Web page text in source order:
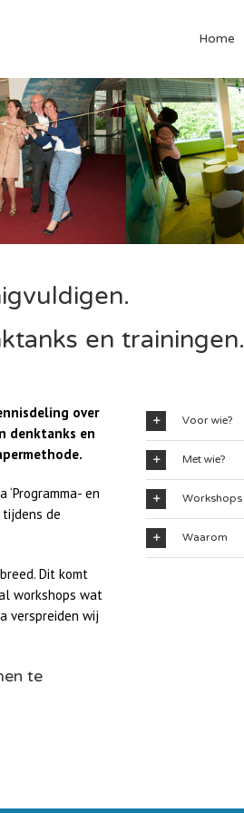
Home
en trainingen.
over
denktanks en
en
de
Dit komt
workshops wat
verspreiden wij
te
Voor wie?
Met wie?
Workshops
Waarom